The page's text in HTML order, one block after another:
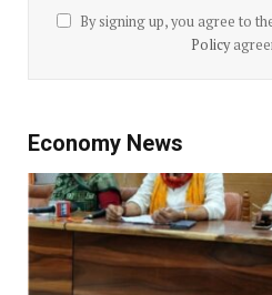
By signing up, you agree to
Policy
Economy News